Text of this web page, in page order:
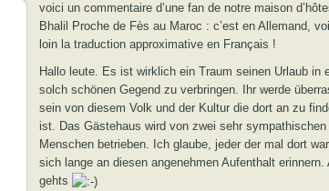
voici un commentaire d’une fan de notre maison
Bhalil Proche de Fès au Maroc : c’est en Allemand,
loin la traduction approximative en Français !
Hallo leute. Es ist wirklich ein Traum seinen Urlaub in
solch schönen Gegend zu verbringen. Ihr werde
sein von diesem Volk und der Kultur die dort an zu
ist. Das Gästehaus wird von zwei sehr sympathischen
Menschen betrieben. Ich glaube, jeder der mal dort
sich lange an diesen angenehmen Aufenthalt erinnern.
gehts